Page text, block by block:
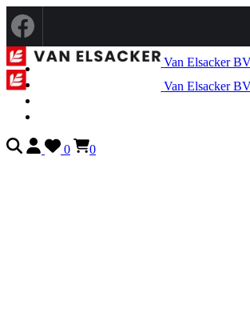
0 0
Van Elsacker
Van Elsacker